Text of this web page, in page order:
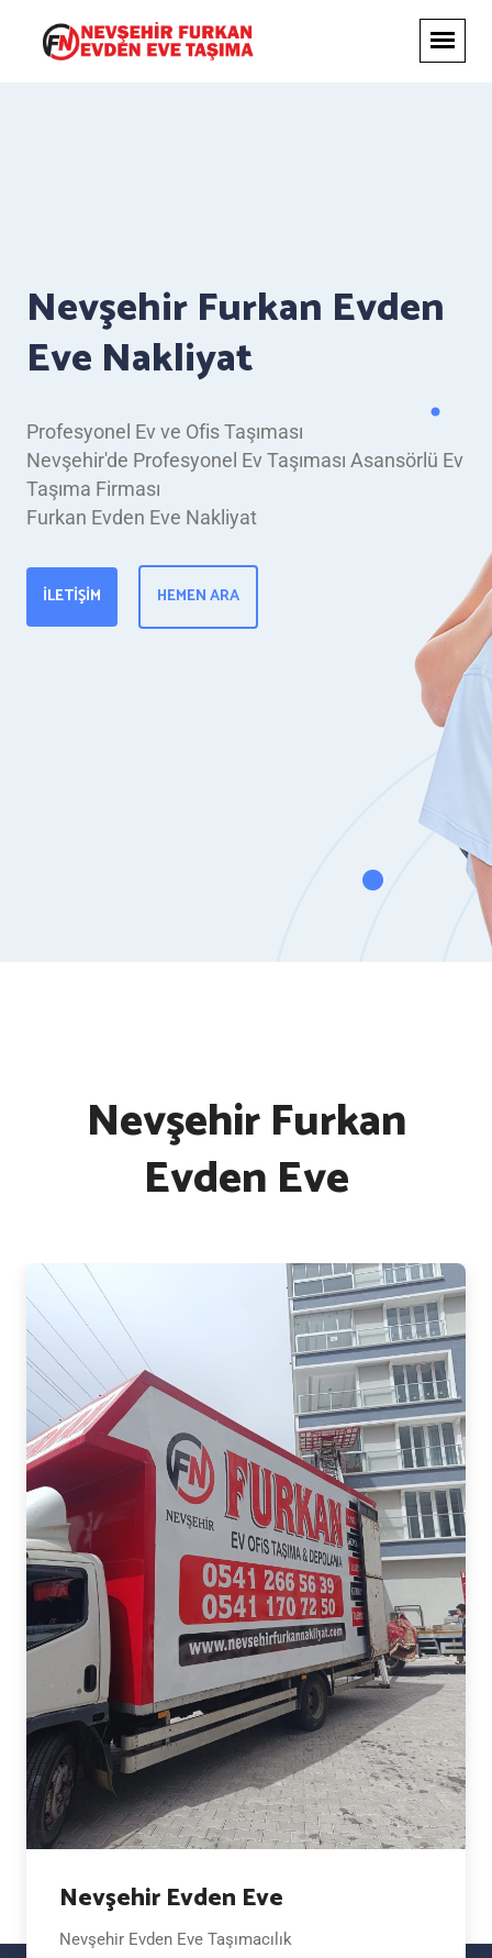
Nevşehir Furkan Evden
Eve Nakliyat
Profesyonel Ev ve Ofis Taşıması
Nevşehir'de Profesyonel Ev Taşıması Asansörlü Ev
Taşıma Firması
Furkan Evden Eve Nakliyat
İLETIŞIM HEMEN ARA
Nevşehir Furkan
Evden Eve
Nevşehir Evden Eve
Nevşehir Evden Eve Taşımacılık